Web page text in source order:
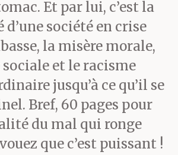
collège avec
queue. T’as
du pâté de
Tous collés à
collège, à te
Silence absolu.
Et par lui, c’est la
d’une société en crise
la misère morale,
et le racisme
jusqu’à ce qu’il se
Bref, 60 pages pour
du mal qui ronge
que c’est puissant !